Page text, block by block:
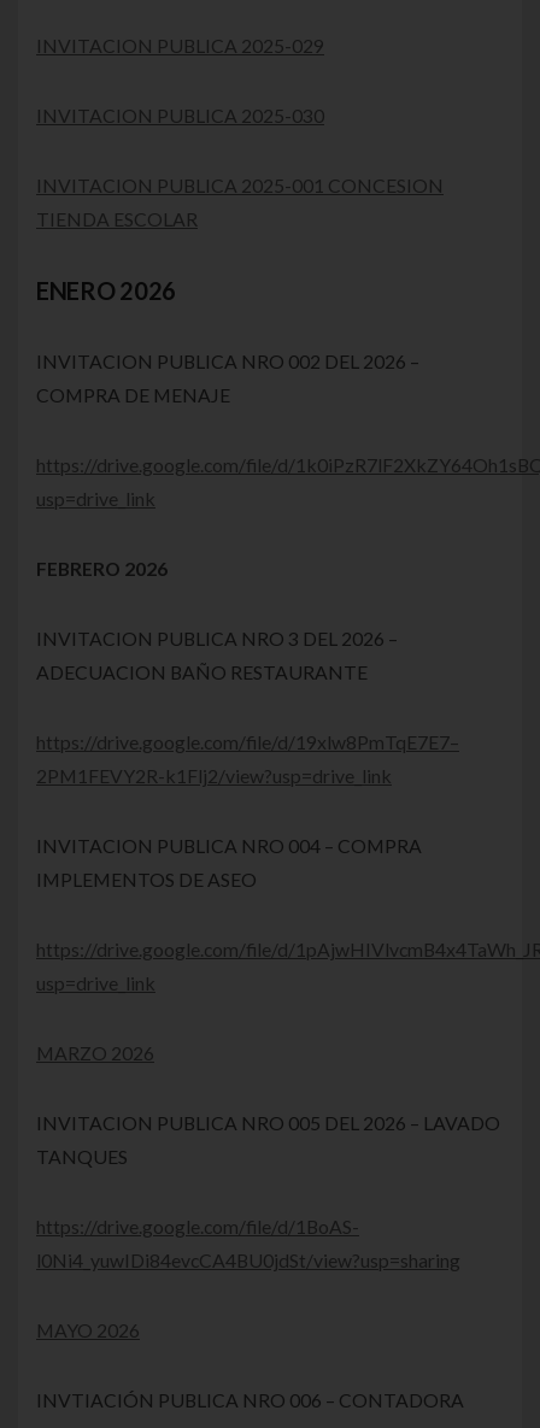
INVITACION PUBLICA 2025-029
INVITACION PUBLICA 2025-030
INVITACION PUBLICA 2025-001 CONCESION
TIENDA ESCOLAR
ENERO 2026
INVITACION PUBLICA NRO 002 DEL 2026 –
COMPRA DE MENAJE
https://drive.google.com/file/d/
usp=drive_link
FEBRERO 2026
INVITACION PUBLICA NRO 3 DEL 2026 –
ADECUACION BAÑO RESTAURANTE
https://drive.google.com/file/d/19xlw8PmTqE7E7–
2PM1FEVY2R-k1Flj2/view?usp=drive_link
INVITACION PUBLICA NRO 004 – COMPRA
IMPLEMENTOS DE ASEO
https://drive.google.com/file/d/
usp=drive_link
MARZO 2026
INVITACION PUBLICA NRO 005 DEL 2026 – LAVADO
TANQUES
https://drive.google.com/file/d/1BoAS-
l0Ni4_yuwIDi84evcCA4BU0jdSt/view?usp=sharing
MAYO 2026
INVTIACIÓN PUBLICA NRO 006 – CONTADORA